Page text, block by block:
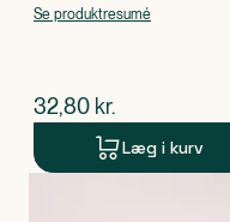
apoteksforbeholdt), Paracetamol
Se produktresumé
$nuværende pris
32,80 kr.
Læg i kurv